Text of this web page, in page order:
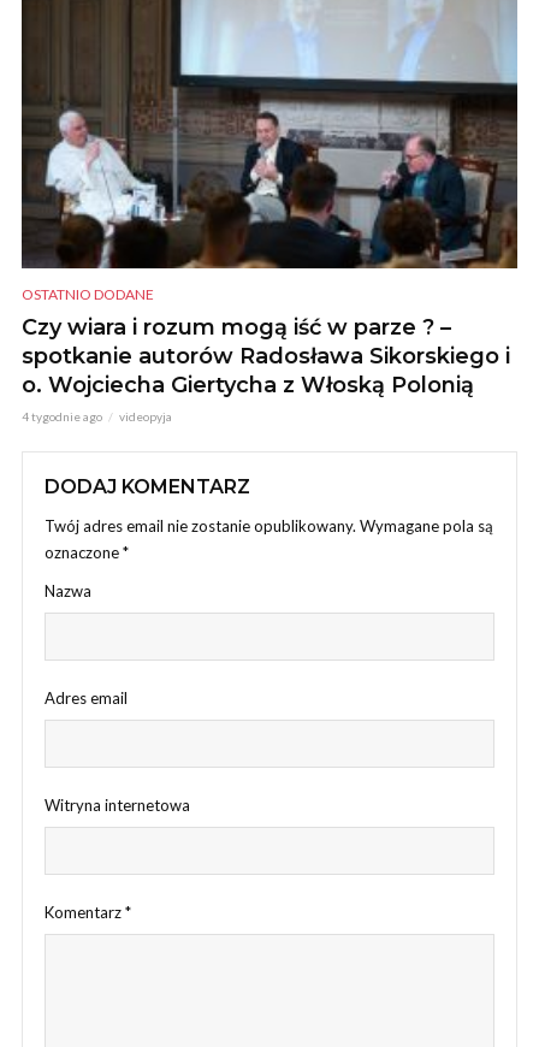
OSTATNIO DODANE
Czy wiara i rozum mogą iść w parze ? –
spotkanie autorów Radosława Sikorskiego i
o. Wojciecha Giertycha z Włoską Polonią
4 tygodnie ago videopyja
DODAJ KOMENTARZ
Twój adres email nie zostanie opublikowany. Wymagane pola są
oznaczone*
Nazwa
Adres email
Witryna internetowa
Komentarz*